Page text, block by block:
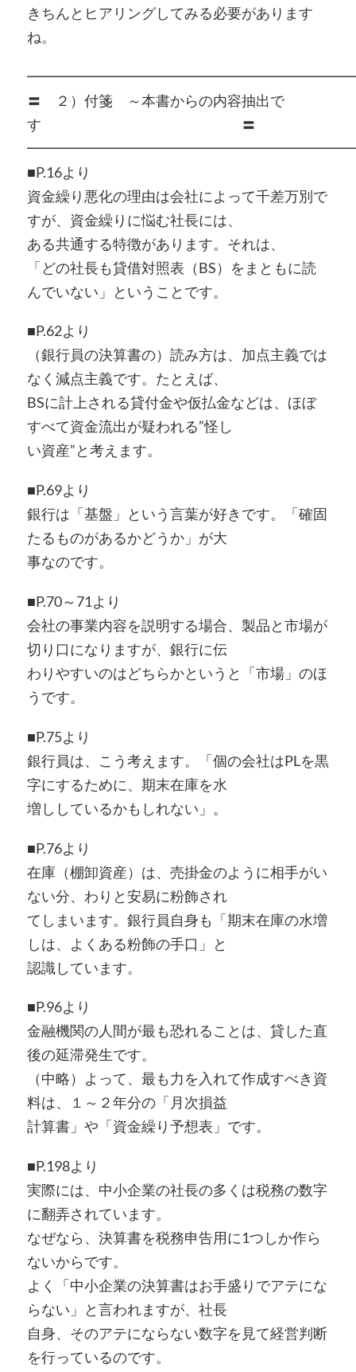
きちんとヒアリングしてみる必要があります
ね。
〓 ２）付箋 ～本書からの内容抽出で
す 〓
■P.16より
資金繰り悪化の理由は会社によって千差万別で
すが、資金繰りに悩む社長には、
ある共通する特徴があります。それは、
「どの社長も貸借対照表（BS）をまともに読
んでいない」ということです。
■P.62より
（銀行員の決算書の）読み方は、加点主義では
なく減点主義です。たとえば、
BSに計上される貸付金や仮払金などは、ほぼ
すべて資金流出が疑われる”怪し
い資産”と考えます。
■P.69より
銀行は「基盤」という言葉が好きです。「確固
たるものがあるかどうか」が大
事なのです。
■P.70～71より
会社の事業内容を説明する場合、製品と市場が
切り口になりますが、銀行に伝
わりやすいのはどちらかというと「市場」のほ
うです。
■P.75より
銀行員は、こう考えます。「個の会社はPLを黒
字にするために、期末在庫を水
増ししているかもしれない」。
■P.76より
在庫（棚卸資産）は、売掛金のように相手がい
ない分、わりと安易に粉飾され
てしまいます。銀行員自身も「期末在庫の水増
しは、よくある粉飾の手口」と
認識しています。
■P.96より
金融機関の人間が最も恐れることは、貸した直
後の延滞発生です。
（中略）よって、最も力を入れて作成すべき資
料は、１～２年分の「月次損益
計算書」や「資金繰り予想表」です。
■P.198より
実際には、中小企業の社長の多くは税務の数字
に翻弄されています。
なぜなら、決算書を税務申告用に1つしか作ら
ないからです。
よく「中小企業の決算書はお手盛りでアテにな
らない」と言われますが、社長
自身、そのアテにならない数字を見て経営判断
を行っているのです。